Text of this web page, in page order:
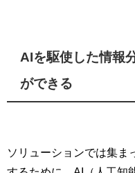
AIを駆使した情報
ができる
ソリューションでは集ま